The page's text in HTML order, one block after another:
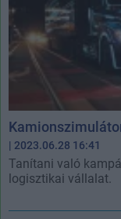
| 2023.06.28 16:41
Tanítani való
logisztikai vállalat.